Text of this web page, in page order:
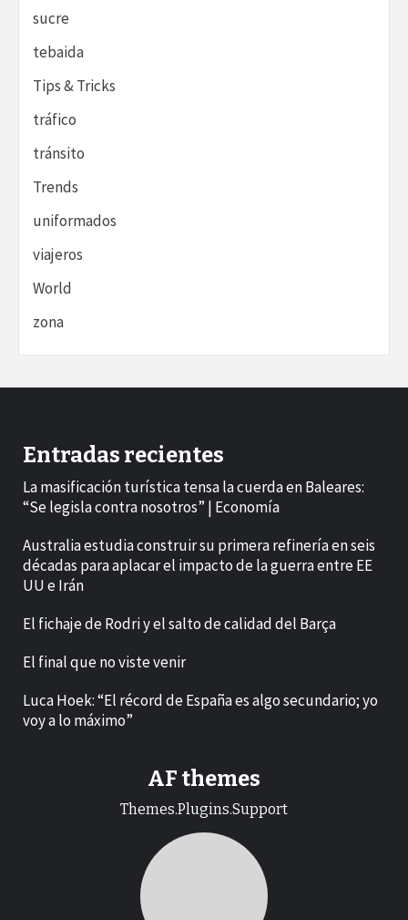
sucre
tebaida
Tips & Tricks
tráfico
tránsito
Trends
uniformados
viajeros
World
zona
Entradas recientes
La masificación turística tensa la cuerda en Baleares:
“Se legisla contra nosotros” | Economía
Australia estudia construir su primera refinería en seis
décadas para aplacar el impacto de la guerra entre EE
UU e Irán
El fichaje de Rodri y el salto de calidad del Barça
El final que no viste venir
Luca Hoek: “El récord de España es algo secundario; yo
voy a lo máximo”
AF themes
Themes.Plugins.Support